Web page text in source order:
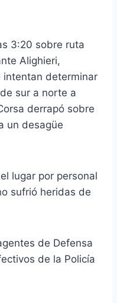
3:20 sobre ruta
Alighieri,
intentan determinar
sur a norte a
derrapó sobre
un desagüe
lugar por personal
sufrió heridas de
de Defensa
de la Policía